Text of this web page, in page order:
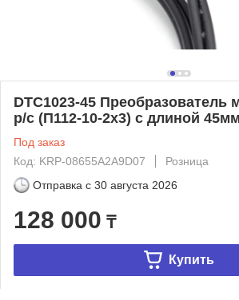
DTC1023-45
р/с (П112-10-2x3) с длиной 45мм
Под заказ
Код: KRP-08655A2A9D07
Розница
Отправка с 30 августа 2026
128 000 ₸
Купить